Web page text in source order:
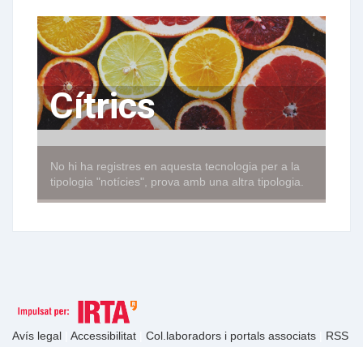
Cítrics
No hi ha registres en aquesta tecnologia per a la
tipologia "notícies", prova amb una altra tipologia.
Avís legal Accessibilitat Col.laboradors i portals associats RSS